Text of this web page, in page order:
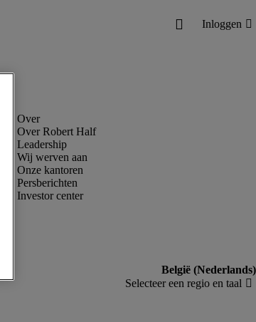
Over Robert Half
Leadership
Wij werven aan
Onze kantoren
Persberichten
Investor center